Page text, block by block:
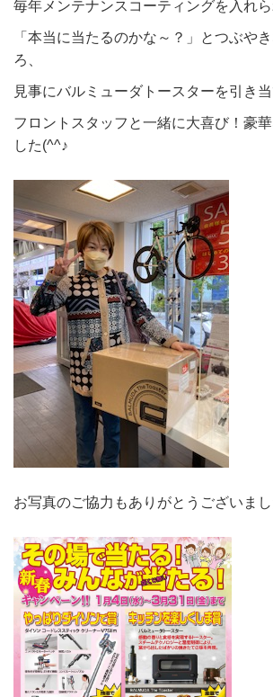
毎年メンテナンスコーティングを入れら
「本当に当たるのかな～？」とつぶや
ろ、
見事にバルミューダトースターを引き
フロントスタッフと一緒に大喜び！豪
した(^^♪
お写真のご協力もありがとうございまし